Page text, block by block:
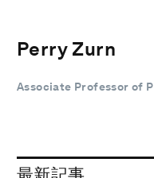
Perry Zurn
Associate Professor of